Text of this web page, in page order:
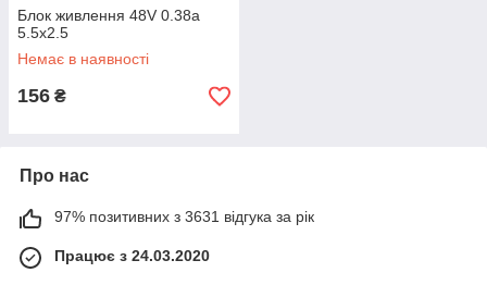
Блок живлення 48V 0.38a
5.5x2.5
Немає в наявності
156 ₴
Про нас
97% позитивних з 3631 відгука за рік
Працює з 24.03.2020